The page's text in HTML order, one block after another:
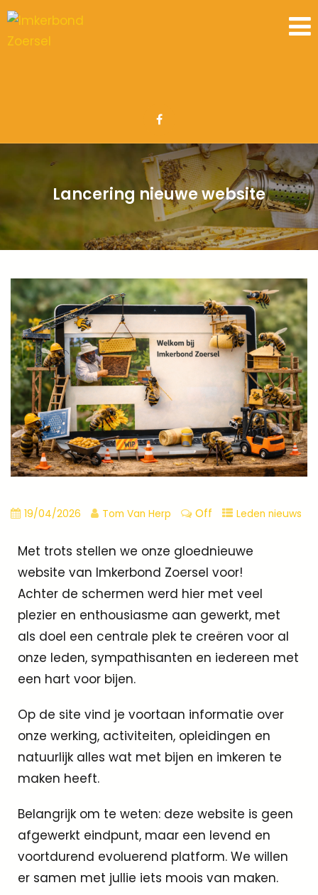
Lancering nieuwe website
19/04/2026 Tom Van Herp Off Leden nieuws
Met trots stellen we onze gloednieuwe
website van Imkerbond Zoersel voor!
Achter de schermen werd hier met veel
plezier en enthousiasme aan gewerkt, met
als doel een centrale plek te creëren voor al
onze leden, sympathisanten en iedereen met
een hart voor bijen.
Op de site vind je voortaan informatie over
onze werking, activiteiten, opleidingen en
natuurlijk alles wat met bijen en imkeren te
maken heeft.
Belangrijk om te weten: deze website is geen
afgewerkt eindpunt, maar een levend en
voortdurend evoluerend platform. We willen
er samen met jullie iets moois van maken.